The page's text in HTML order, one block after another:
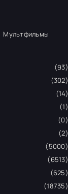
Мультфильмы
(93)
(302)
(14)
(1)
(0)
(2)
(5000)
(6513)
(625)
(18735)